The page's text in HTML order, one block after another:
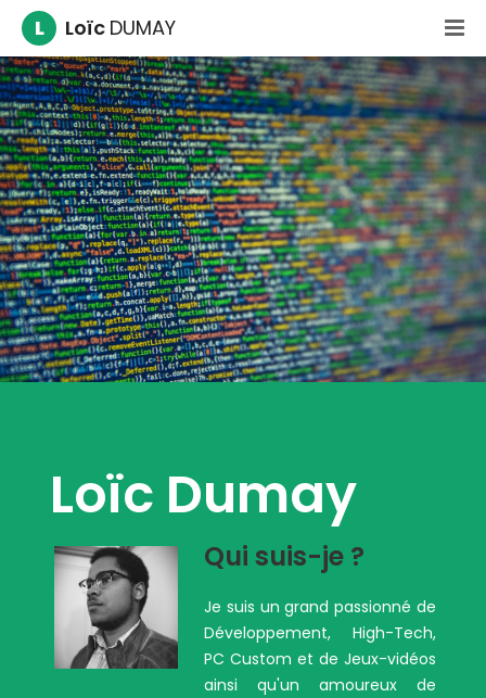
L Loïc DUMAY
Loïc Dumay
Qui suis-je ?
Je suis un grand passionné de
Développement, High-Tech,
PC Custom et de Jeux-vidéos
ainsi qu'un amoureux de